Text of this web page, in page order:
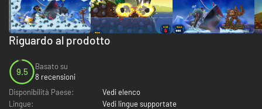
Riguardo al prodotto
9.5
Basato su
8 recensioni
Disponibilità Paese:
Vedi elenco
Lingue:
Vedi lingue supportate